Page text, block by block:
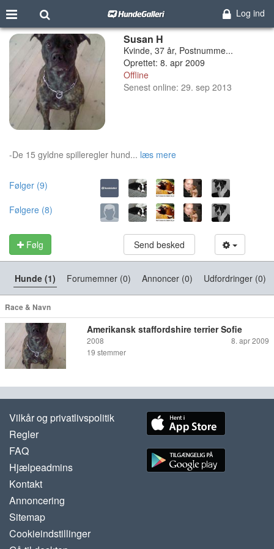
Log ind
Susan H
Kvinde, 37 år, Postnumme...
Oprettet: 8. apr 2009
Offline
Senest online: 29. sep 2013
-De 15 gyldne spilleregler hund... læs mere
Følger (9)
Følgere (8)
Følg Send besked
Hunde (1) Forumemner (0) Annoncer (0) Udfordringer (0)
Race & Navn
Amerikansk staffordshire terrier Sofie
2008
8. apr 2009
19 stemmer
Vilkår og privatlivspolitik
Regler
FAQ
Hjælpeadmins
Kontakt
Annoncering
Sitemap
Cookieindstillinger